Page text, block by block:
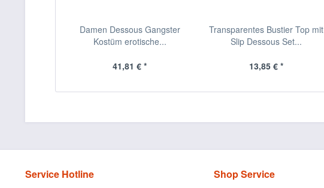
Damen Dessous Gangster
Kostüm erotische...
41,81 € *
Transparentes Bustier Top mit
Slip Dessous Set...
13,85 € *
Service Hotline Shop Service